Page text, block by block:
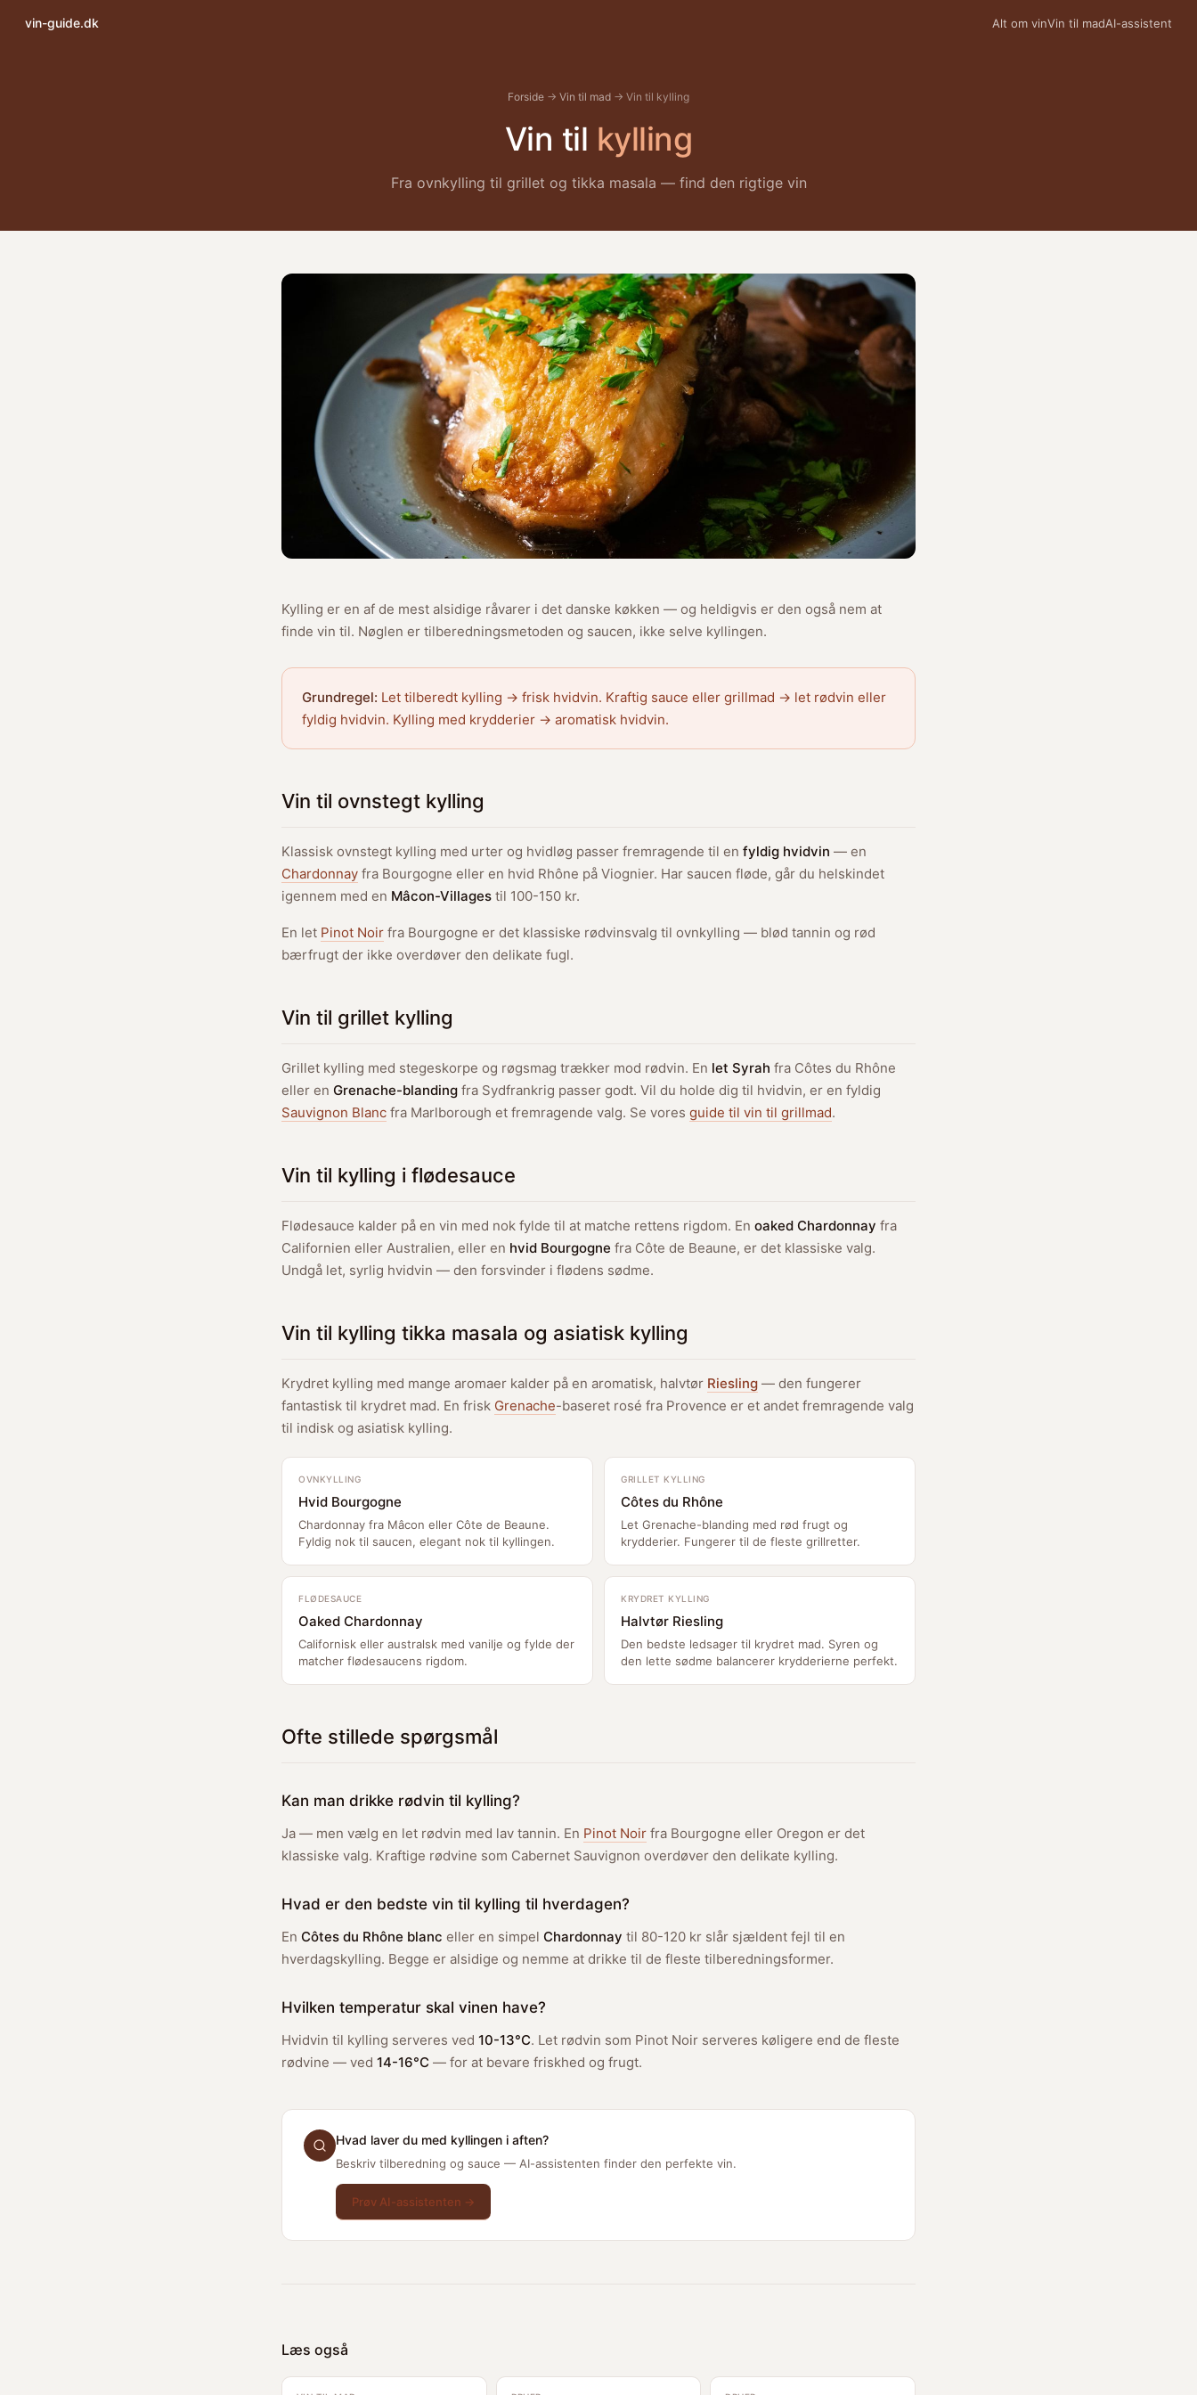
vin-guide.dk Alt om vinVin til madAI-assistent
Forside → Vin til mad → Vin til kylling
Vin til kylling
Fra ovnkylling til grillet og tikka masala — find den rigtige vin
Kylling er en af de mest alsidige råvarer i det danske køkken — og heldigvis er den også nem at
finde vin til. Nøglen er tilberedningsmetoden og saucen, ikke selve kyllingen.
Grundregel: Let tilberedt kylling → frisk hvidvin. Kraftig sauce eller grillmad → let rødvin eller
fyldig hvidvin. Kylling med krydderier → aromatisk hvidvin.
Vin til ovnstegt kylling
Klassisk ovnstegt kylling med urter og hvidløg passer fremragende til en fyldig hvidvin — en
Chardonnay fra Bourgogne eller en hvid Rhône på Viognier. Har saucen fløde, går du helskindet
igennem med en Mâcon-Villages til 100-150 kr.
En let Pinot Noir fra Bourgogne er det klassiske rødvinsvalg til ovnkylling — blød tannin og rød
bærfrugt der ikke overdøver den delikate fugl.
Vin til grillet kylling
Grillet kylling med stegeskorpe og røgsmag trækker mod rødvin. En let Syrah fra Côtes du Rhône
eller en Grenache-blanding fra Sydfrankrig passer godt. Vil du holde dig til hvidvin, er en fyldig
Sauvignon Blanc fra Marlborough et fremragende valg. Se vores guide til vin til grillmad.
Vin til kylling i flødesauce
Flødesauce kalder på en vin med nok fylde til at matche rettens rigdom. En oaked Chardonnay fra
Californien eller Australien, eller en hvid Bourgogne fra Côte de Beaune, er det klassiske valg.
Undgå let, syrlig hvidvin — den forsvinder i flødens sødme.
Vin til kylling tikka masala og asiatisk kylling
Krydret kylling med mange aromaer kalder på en aromatisk, halvtør Riesling — den fungerer
fantastisk til krydret mad. En frisk Grenache-baseret rosé fra Provence er et andet fremragende valg
til indisk og asiatisk kylling.
OVNKYLLING
Hvid Bourgogne
Chardonnay fra Mâcon eller Côte de Beaune.
Fyldig nok til saucen, elegant nok til kyllingen.
GRILLET KYLLING
Côtes du Rhône
Let Grenache-blanding med rød frugt og
krydderier. Fungerer til de fleste grillretter.
FLØDESAUCE
Oaked Chardonnay
Californisk eller australsk med vanilje og fylde der
matcher flødesaucens rigdom.
KRYDRET KYLLING
Halvtør Riesling
Den bedste ledsager til krydret mad. Syren og
den lette sødme balancerer krydderierne perfekt.
Ofte stillede spørgsmål
Kan man drikke rødvin til kylling?
Ja — men vælg en let rødvin med lav tannin. En Pinot Noir fra Bourgogne eller Oregon er det
klassiske valg. Kraftige rødvine som Cabernet Sauvignon overdøver den delikate kylling.
Hvad er den bedste vin til kylling til hverdagen?
En Côtes du Rhône blanc eller en simpel Chardonnay til 80-120 kr slår sjældent fejl til en
hverdagskylling. Begge er alsidige og nemme at drikke til de fleste tilberedningsformer.
Hvilken temperatur skal vinen have?
Hvidvin til kylling serveres ved 10-13°C. Let rødvin som Pinot Noir serveres køligere end de fleste
rødvine — ved 14-16°C — for at bevare friskhed og frugt.
Hvad laver du med kyllingen i aften?
Beskriv tilberedning og sauce — AI-assistenten finder den perfekte vin.
Prøv AI-assistenten →
Læs også